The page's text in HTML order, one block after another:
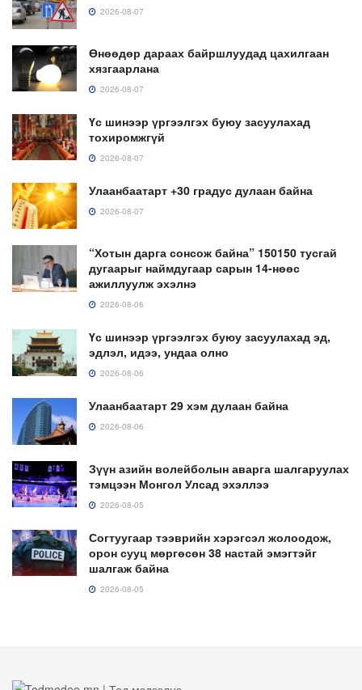
2026-08-07
Өнөөдөр дараах байршлуудад цахилгаан
хязгаарлана
2026-08-07
Үс шинээр үргээлгэх буюу засуулахад
тохиромжгүй
2026-08-07
Улаанбаатарт +30 градус дулаан байна
2026-08-07
“Хотын дарга сонсож байна” 150150 тусгай
дугаарыг наймдугаар сарын 14-нөөс
ажиллуулж эхэлнэ
2026-08-06
Үс шинээр үргээлгэх буюу засуулахад эд,
эдлэл, идээ, ундаа олно
2026-08-06
Улаанбаатарт 29 хэм дулаан байна
2026-08-06
Зүүн азийн волейболын аварга шалгаруулах
тэмцээн Монгол Улсад эхэллээ
2026-08-05
Согтуугаар тээврийн хэрэгсэл жолоодож,
орон сууц мөргөсөн 38 настай эмэгтэйг
шалгаж байна
2026-08-05